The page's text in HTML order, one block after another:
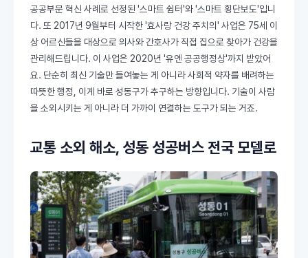
공공부문 혁신 사례로 선정된 '스마트 쉼터'와 '스마트 횡단보도'입니
다. 또 2017년 9월부터 시작한 '효사랑 건강 주치의' 사업은 75세 이
상 어르신들을 대상으로 의사와 간호사가 직접 집으로 찾아가 건강을
관리해드립니다. 이 사업은 2020년 '유엔 공공행정상'까지 받았어
요. 단순히 최신 기술만 들여놓는 게 아니라 사회적 약자를 배려하는
따뜻한 행정, 이게 바로 성동구가 추구하는 방향입니다. 기술이 사람
을 소외시키는 게 아니라 더 가까이 연결하는 도구가 되는 거죠.
교통 소외 해소, 성동 성공버스 전국 모델로